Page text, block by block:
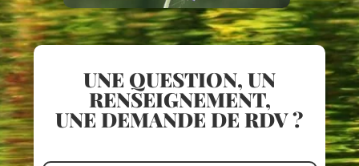
UNE QUESTION, UN
RENSEIGNEMENT,
UNE DEMANDE DE RDV ?